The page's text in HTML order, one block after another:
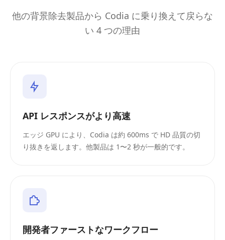
他の背景除去製品から Codia に乗り換えて戻らな
い 4 つの理由
API レスポンスがより高速
エッジ GPU により、Codia は約 600ms で HD 品質の切
り抜きを返します。他製品は 1〜2 秒が一般的です。
開発者ファーストなワークフロー